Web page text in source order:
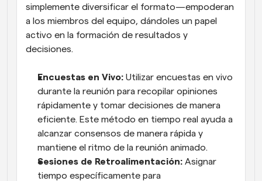
simplemente diversificar el formato—empoderan
a los miembros del equipo, dándoles un papel
activo en la formación de resultados y
decisiones.
Encuestas en Vivo: Utilizar encuestas en vivo
durante la reunión para recopilar opiniones
rápidamente y tomar decisiones de manera
eficiente. Este método en tiempo real ayuda a
alcanzar consensos de manera rápida y
mantiene el ritmo de la reunión animado.
Sesiones de Retroalimentación: Asignar
tiempo específicamente para